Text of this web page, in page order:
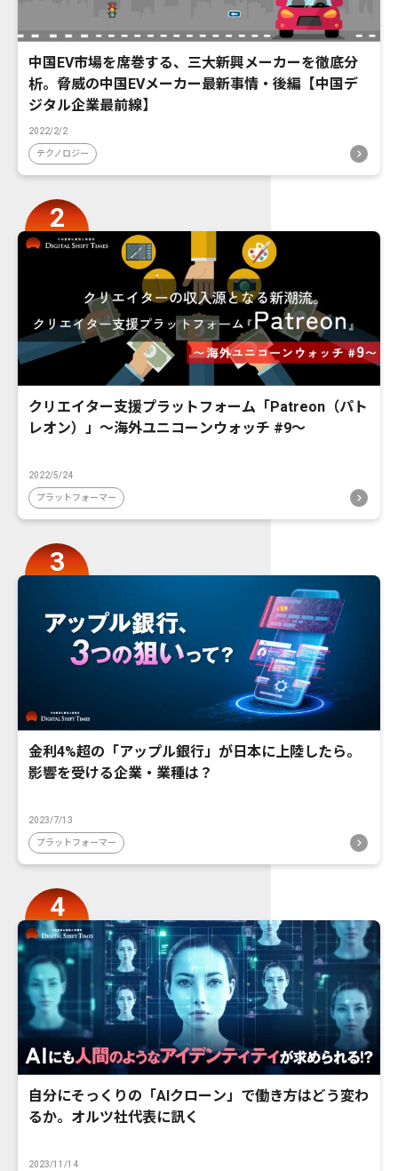
中国EV市場を席巻する、三大新興メーカーを徹底分
析。脅威の中国EVメーカー最新事情・後編【中国デ
ジタル企業最前線】
2022/2/2
テクノロジー
クリエイター支援プラットフォーム「Patreon（パト
レオン）」〜海外ユニコーンウォッチ #9〜
2022/5/24
プラットフォーマー
金利4%超の「アップル銀行」が日本に上陸したら。
影響を受ける企業・業種は？
2023/7/13
プラットフォーマー
自分にそっくりの「AIクローン」で働き方はどう変わ
るか。オルツ社代表に訊く
2023/11/14